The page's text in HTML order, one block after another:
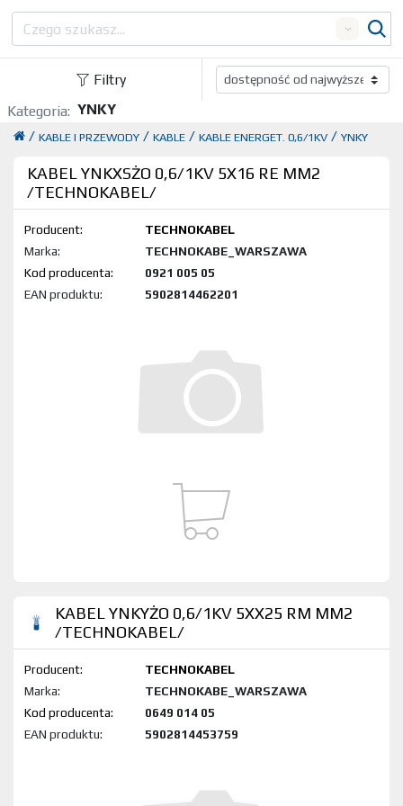
Filtry
Kategoria: YNKY
YNKY
/
KABLE ENERGET. 0,6/1KV
/
KABLE
/
KABLE I PRZEWODY
/
KABEL YNKXSŻO 0,6/1KV 5X16 RE MM2
/TECHNOKABEL/
Producent:
TECHNOKABEL
Marka:
TECHNOKABE_WARSZAWA
Kod produktu:
0921 005 05
EAN produktu:
5902814462201
KABEL YNKYŻO 0,6/1KV 5XX25 RM MM2
/TECHNOKABEL/
Producent:
TECHNOKABEL
Marka:
TECHNOKABE_WARSZAWA
Kod produktu:
0649 014 05
EAN produktu:
5902814453759